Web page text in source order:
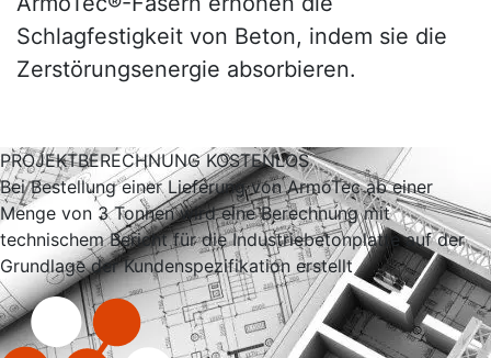
Schlagfestigkeit von Beton, indem sie die
Zerstörungsenergie absorbieren.
PROJEKTBERECHNUNG KOSTENLOS
Bei Bestellung einer Lieferung von ArmoTec ab einer
Menge von 3 Tonnen wird eine Berechnung mit
technischem Bericht für die Industriebetonplatte auf der
Grundlage der Kundenspezifikation erstellt